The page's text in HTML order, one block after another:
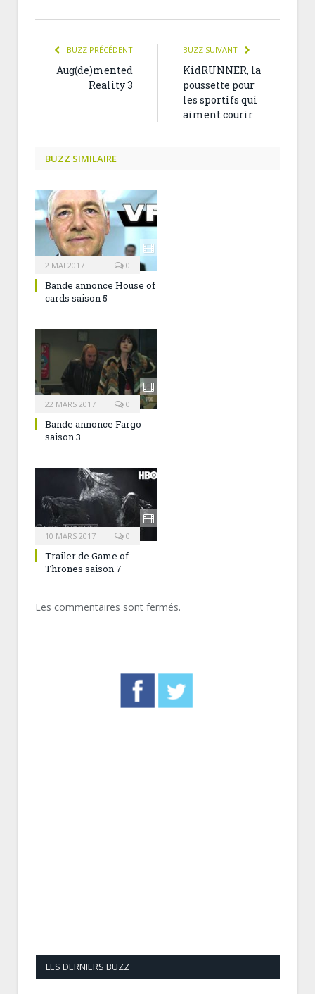
BUZZ PRÉCÉDENT
Aug(de)mented
Reality 3
BUZZ SUIVANT
KidRUNNER, la
poussette pour
les sportifs qui
aiment courir
BUZZ SIMILAIRE
2 MAI 2017 0
Bande annonce House of
cards saison 5
22 MARS 2017 0
Bande annonce Fargo
saison 3
10 MARS 2017 0
Trailer de Game of
Thrones saison 7
Les commentaires sont fermés.
LES DERNIERS BUZZ